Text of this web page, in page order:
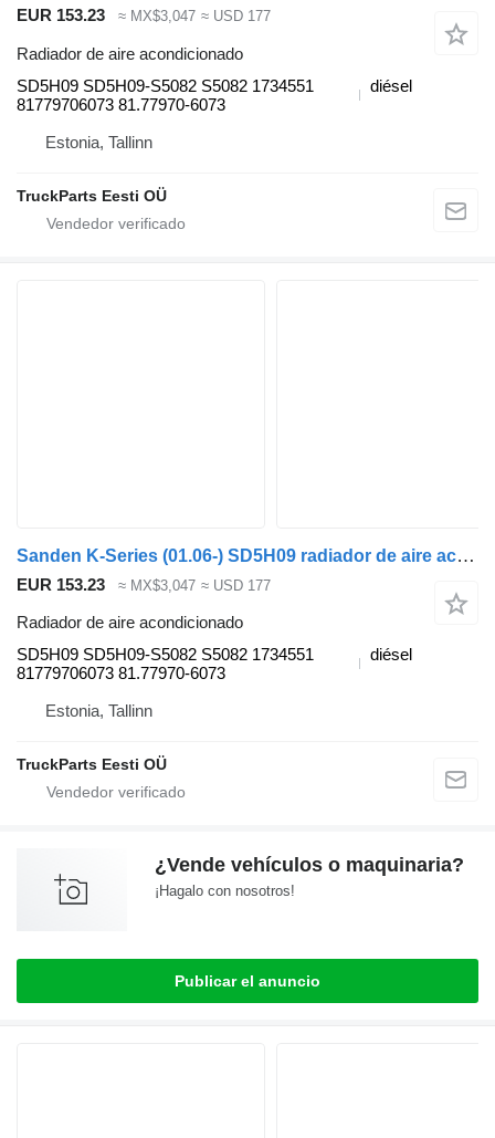
EUR 153.23 ≈ MX$3,047 ≈ USD 177
Radiador de aire acondicionado
SD5H09 SD5H09-S5082 S5082 1734551
81779706073 81.77970-6073
diésel
Estonia, Tallinn
TruckParts Eesti OÜ
Sanden K-Series (01.06-) SD5H09 radiador de aire acondicionado para Scania K,N,F-series bus (2006-) autobús
EUR 153.23 ≈ MX$3,047 ≈ USD 177
Radiador de aire acondicionado
SD5H09 SD5H09-S5082 S5082 1734551
81779706073 81.77970-6073
diésel
Estonia, Tallinn
TruckParts Eesti OÜ
¿Vende vehículos o maquinaria?
¡Hagalo con nosotros!
Publicar el anuncio